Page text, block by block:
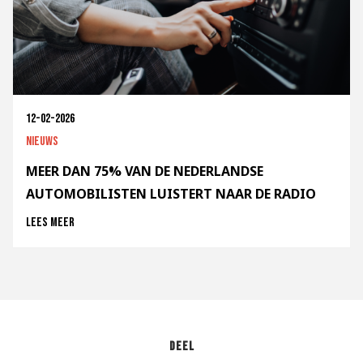
12-02-2026
Nieuws
MEER DAN 75% VAN DE NEDERLANDSE
AUTOMOBILISTEN LUISTERT NAAR DE RADIO
Lees meer
Deel